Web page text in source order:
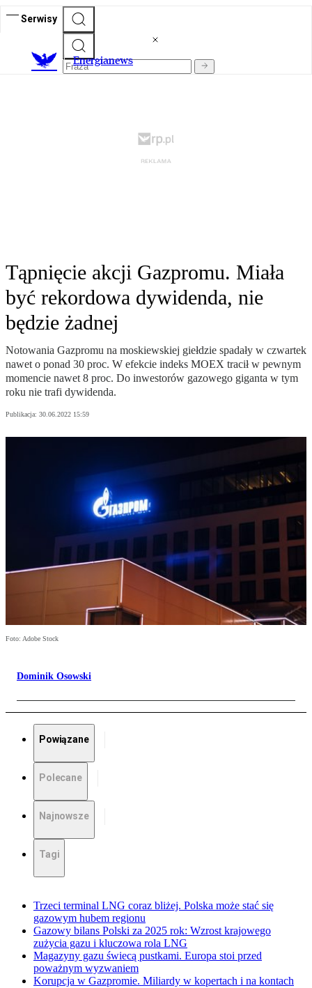
Serwisy
Energianews
Tąpnięcie akcji Gazpromu. Miała
być rekordowa dywidenda, nie
będzie żadnej
Notowania Gazpromu na moskiewskiej giełdzie spadały w czwartek
nawet o ponad 30 proc. W efekcie indeks MOEX tracił w pewnym
momencie nawet 8 proc. Do inwestorów gazowego giganta w tym
roku nie trafi dywidenda.
Publikacja: 30.06.2022 15:59
Foto: Adobe Stock
Dominik Osowski
Powiązane
Polecane
Najnowsze
Tagi
Trzeci terminal LNG coraz bliżej. Polska może stać się
gazowym hubem regionu
Gazowy bilans Polski za 2025 rok: Wzrost krajowego
zużycia gazu i kluczowa rola LNG
Magazyny gazu świecą pustkami. Europa stoi przed
poważnym wyzwaniem
Korupcja w Gazpromie. Miliardy w kopertach i na kontach